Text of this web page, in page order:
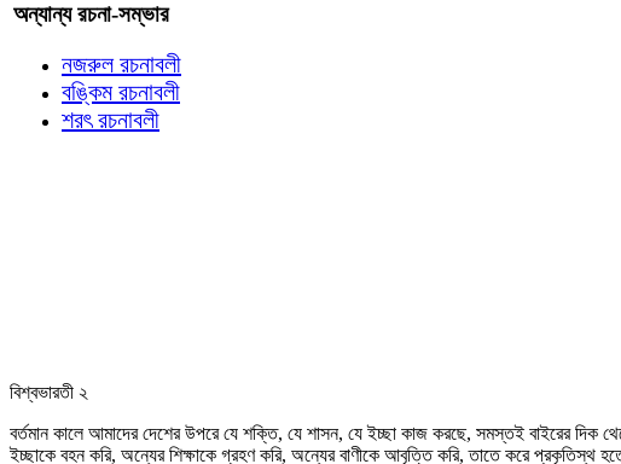
অন্যান্য রচনা-সম্ভার
নজরুল রচনাবলী
বঙ্কিম রচনাবলী
শরৎ রচনাবলী
বিশ্বভারতী ২
বর্তমান কালে আমাদের দেশের উপরে যে শক্তি, যে শাসন, যে ইচ্ছা কাজ করছে, সমস্তই বাইরের
ইচ্ছাকে বহন করি, অন্যের শিক্ষাকে গ্রহণ করি, অন্যের বাণীকে আবৃত্তি করি, তাতে করে